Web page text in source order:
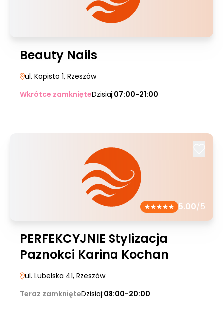
Beauty Nails
ul. Kopisto 1, Rzeszów
Wkrótce zamknięteDzisiaj:07:00-21:00
5.00/5
PERFEKCYJNIE Stylizacja
Paznokci Karina Kochan
ul. Lubelska 41, Rzeszów
Teraz zamknięteDzisiaj:08:00-20:00